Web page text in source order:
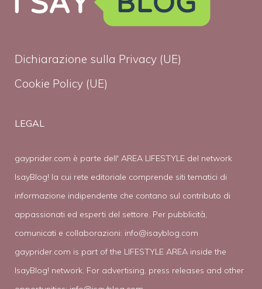
Dichiarazione sulla Privacy (UE)
Cookie Policy (UE)
LEGAL
gayprider.com è parte dell' AREA LIFESTYLE del network
IsayBlog! la cui rete editoriale comprende siti tematici di
informazione indipendente che contano sul contributo di
appassionati ed esperti del settore. Per pubblicità,
comunicati e collaborazioni: info@isayblog.com
gayprider.com is part of the LIFESTYLE AREA inside the
IsayBlog! network. For advertising, press releases and other